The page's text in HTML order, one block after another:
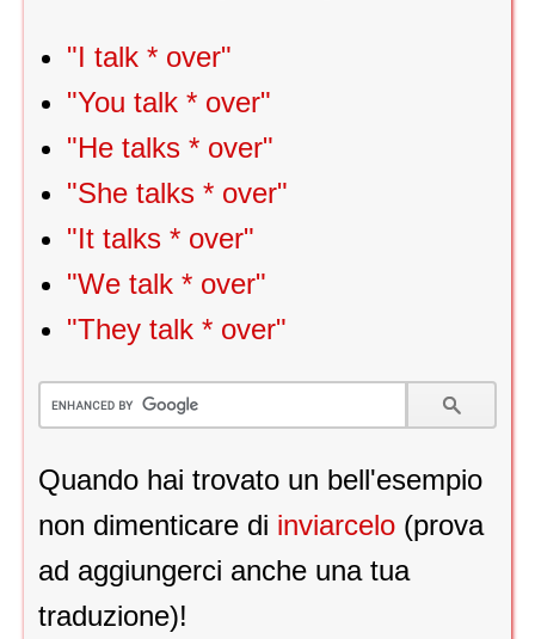
"I talk * over"
"You talk * over"
"He talks * over"
"She talks * over"
"It talks * over"
"We talk * over"
"They talk * over"
Quando hai trovato un bell'esempio
non dimenticare di inviarcelo (prova
ad aggiungerci anche una tua
traduzione)!